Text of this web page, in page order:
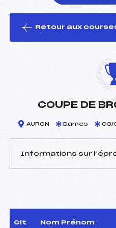
le ski
Retour aux
COUPE DE
AURON Dames 03/
Informations sur
Arbitre :
Assistant :
Clt Nom Prénom